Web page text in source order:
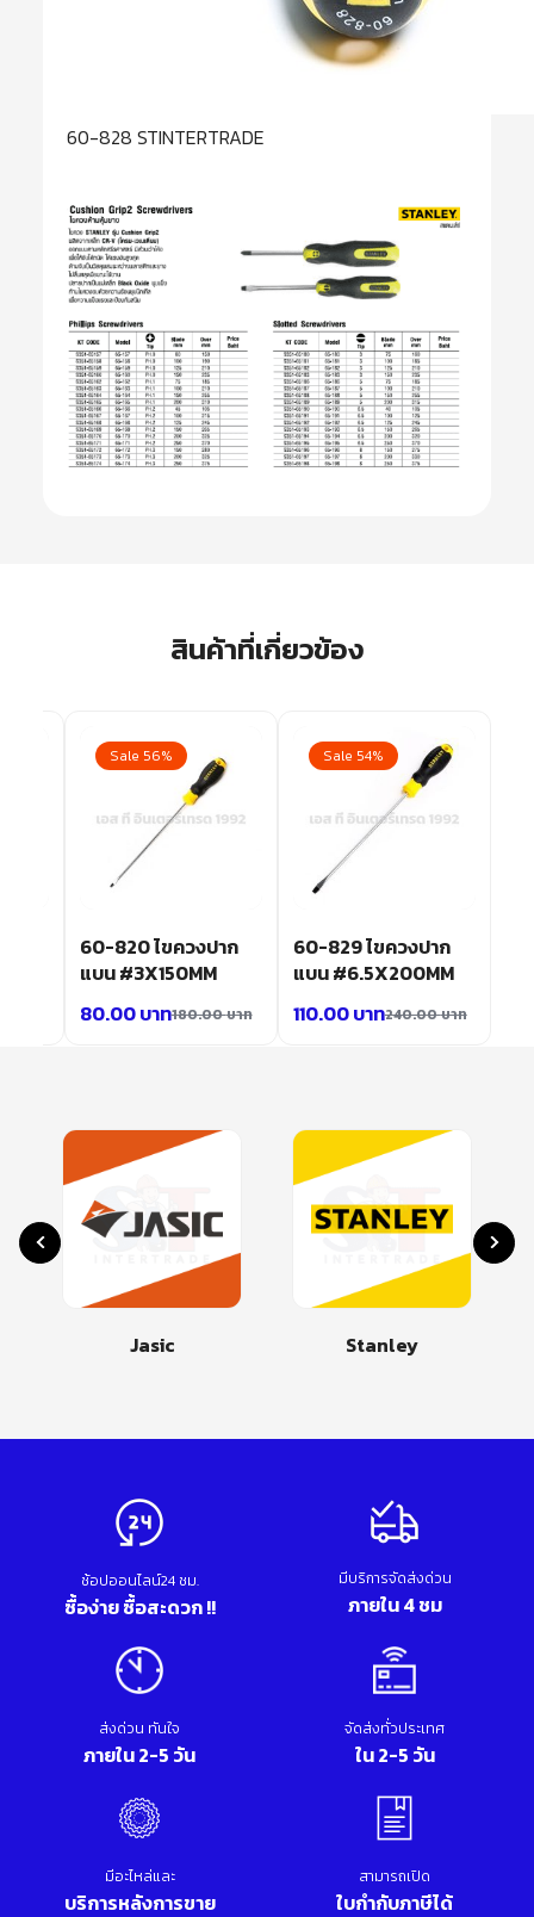
60-828 STINTERTRADE
สินค้าที่เกี่ยวข้อง
Sale 56%
60-820 ไขควงปาก
แบน #3X150MM
180.00บาท
80.00บาท
Sale 54%
60-829 ไขควงปาก
แบน #6.5X200MM
240.00บาท
110.00บาท
Jasic Stanley
ช้อปออนไลน์24 ชม.
ซื้อง่าย ซื้อสะดวก !!
มีบริการจัดส่งด่วน
ภายใน 4 ชม
ส่งด่วน ทันใจ
ภายใน 2-5 วัน
จัดส่งทั่วประเทศ
ใน 2-5 วัน
มีอะไหล่และ
บริการหลังการขาย
สามารถเปิด
ใบกำกับภาษีได้